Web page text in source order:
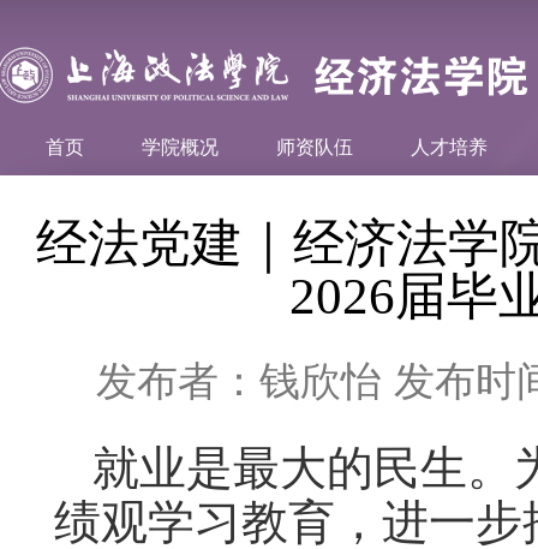
首页 学院概况 师资队伍 人才培养
经法党建｜经济法学
2026届毕
发布者：钱欣怡 发布时
就业是最大的民生。
绩观学习教育，进一